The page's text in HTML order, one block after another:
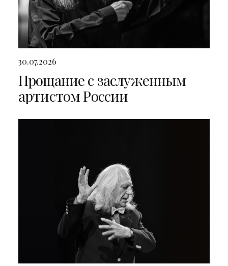
30.07.2026
Прощание с заслуженным
артистом России